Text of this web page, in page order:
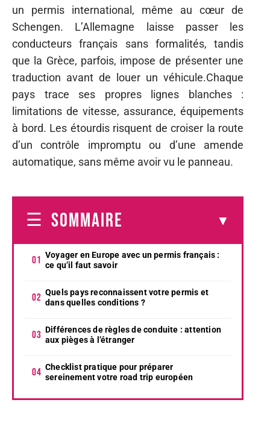
un permis international, même au cœur de
Schengen. L’Allemagne laisse passer les
conducteurs français sans formalités, tandis
que la Grèce, parfois, impose de présenter une
traduction avant de louer un véhicule.Chaque
pays trace ses propres lignes blanches :
limitations de vitesse, assurance, équipements
à bord. Les étourdis risquent de croiser la route
d’un contrôle impromptu ou d’une amende
automatique, sans même avoir vu le panneau.
SOMMAIRE
Voyager en Europe avec un permis français :
ce qu’il faut savoir
Quels pays reconnaissent votre permis et
dans quelles conditions ?
Différences de règles de conduite : attention
aux pièges à l’étranger
Checklist pratique pour préparer
sereinement votre road trip européen